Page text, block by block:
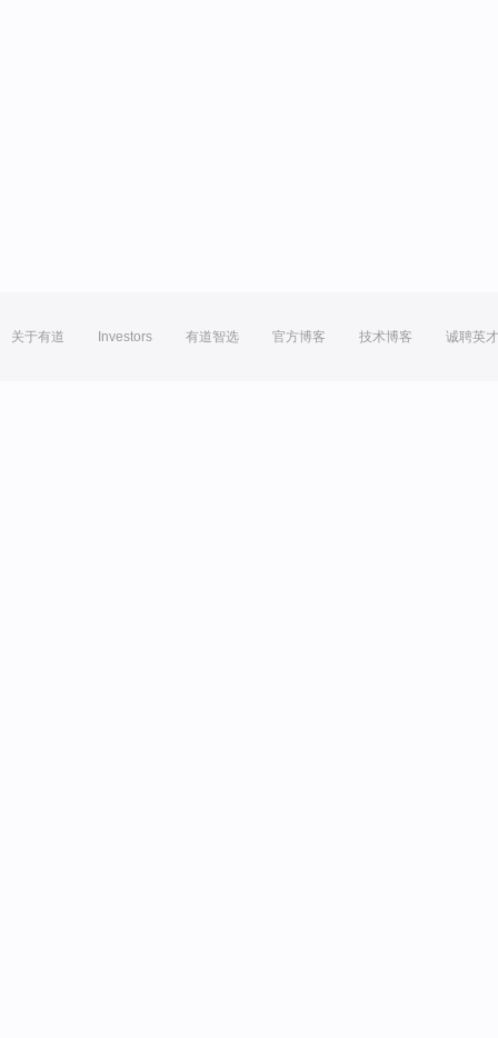
关于有道 Investors 有道智选 官方博客 技术博客 诚聘英才